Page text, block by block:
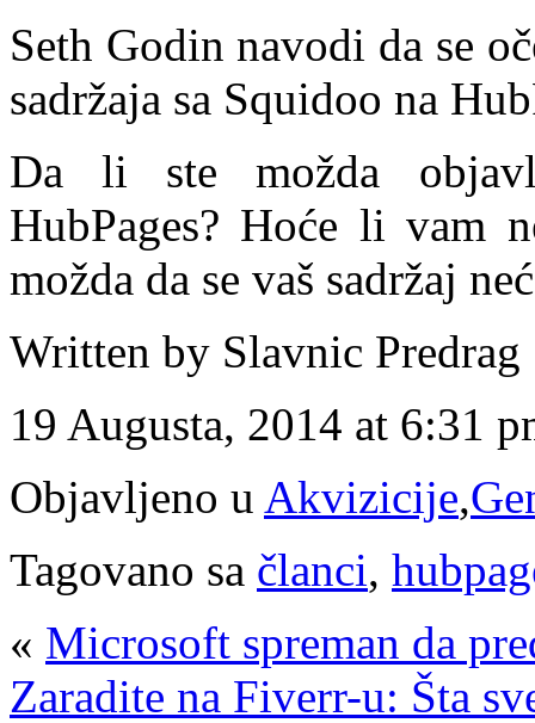
Seth Godin navodi da se
sadržaja sa Squidoo na
Da li ste možda
HubPages? Hoće li vam
možda da se vaš sadržaj
Written by Slavnic Predrag
19 Augusta, 2014 at 6:31
Objavljeno u Akvizicije,
Tagovano sa članci,
« Microsoft spreman da
Zaradite na Fiverr-u: Šta